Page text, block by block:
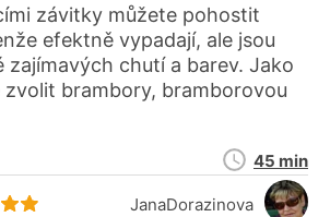
závitky můžete pohostit
efektně vypadají, ale jsou
zajímavých chutí a barev. Jako
zvolit brambory, bramborovou
JanaDorazinova
Doba
přípravy
45 min